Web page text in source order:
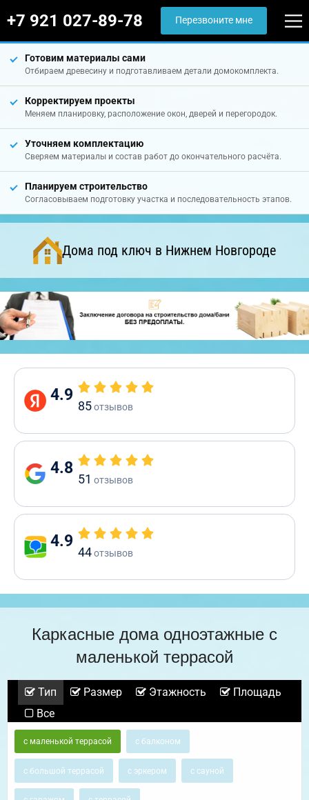
+7 921 027-89-78 Перезвоните мне
Готовим материалы сами
Отбираем древесину и подготавливаем детали домокомплекта.
Корректируем проекты
Меняем планировку, расположение окон, дверей и перегородок.
Уточняем комплектацию
Сверяем материалы и состав работ до окончательного расчёта.
Планируем строительство
Согласовываем подготовку участка и последовательность этапов.
Дома под ключ в Нижнем Новгороде
4.9
85отзывов
4.8
51 отзывов
4.9
44отзывов
Каркасные дома одноэтажные с
маленькой террасой
Тип Размер Этажность
Площадь
Все
с маленькой террасой с балконом
с большой террасой с эркером с сауной